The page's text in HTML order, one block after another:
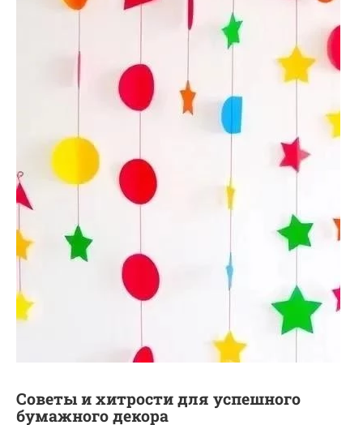
Советы и хитрости для успешного
бумажного декора